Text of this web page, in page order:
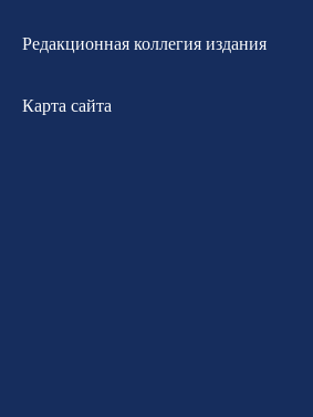
Редакционная коллегия издания
Карта сайта